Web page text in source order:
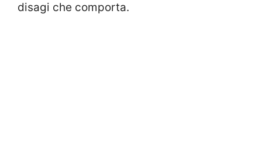
disagi che comporta.